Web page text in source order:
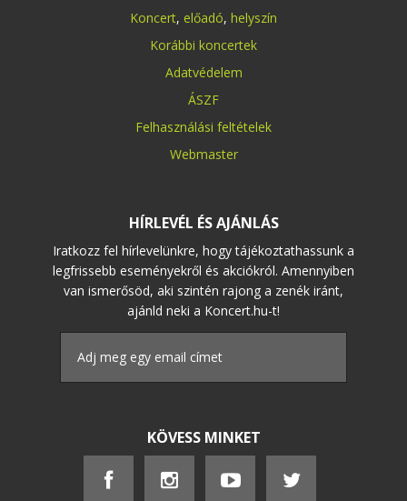
Koncert, előadó, helyszín
Korábbi koncertek
Adatvédelem
ÁSZF
Felhasználási feltételek
Webmaster
HÍRLEVÉL ÉS AJÁNLÁS
Iratkozz fel hírlevelünkre, hogy tájékoztathassunk a
legfrissebb eseményekről és akciókról. Amennyiben
van ismerősöd, aki szintén rajong a zenék iránt,
ajánld neki a Koncert.hu-t!
KÖVESS MINKET